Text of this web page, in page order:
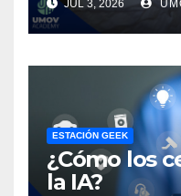
JUL 3, 2026
ESTACIÓN GEEK
¿Cómo los
la IA?